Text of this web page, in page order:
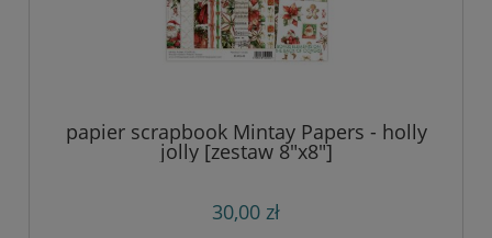
papier scrapbook Mintay Papers - holly
jolly [zestaw 8"x8"]
30,00 zł